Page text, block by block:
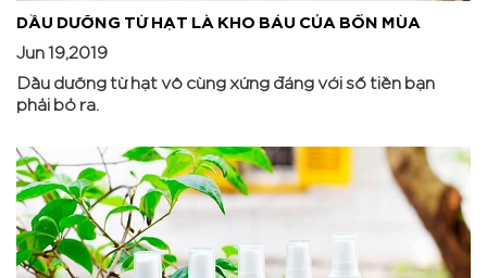
DẦU DƯỠNG TỪ HẠT LÀ KHO BÁU CỦA BỐN MÙA
Jun 19,2019
Dầu dưỡng từ hạt vô cùng xứng đáng với số tiền bạn
phải bỏ ra.